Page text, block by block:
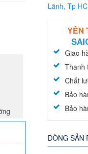
Lãnh, Tp
YÊN
Giao
Thanh
Chất
Bảo
Bảo
DÒNG SẢN